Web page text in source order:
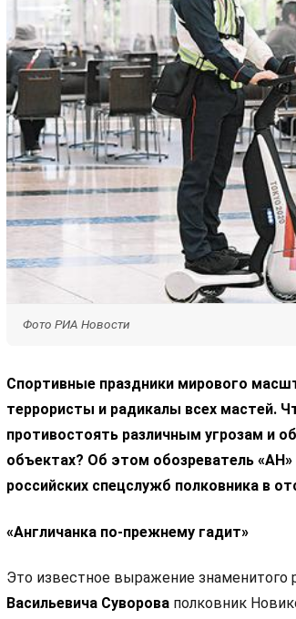
Фото РИА Новости
Спортивные праздники мирового
террористы и радикалы всех мастей.
противостоять различным угрозам и
объектах? Об этом обозреватель «АН»
российских спецслужб полковника в
«Англичанка по-прежнему гадит»
Это известное выражение знаменитого
Васильевича Суворова полковник